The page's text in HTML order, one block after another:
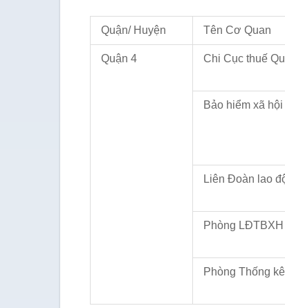
Quận/ Huyện Tên Cơ Quan
Quận 4 Chi Cục thuế
Bảo hiểm xã
Liên Đoàn lao
Phòng
Phòng Thống